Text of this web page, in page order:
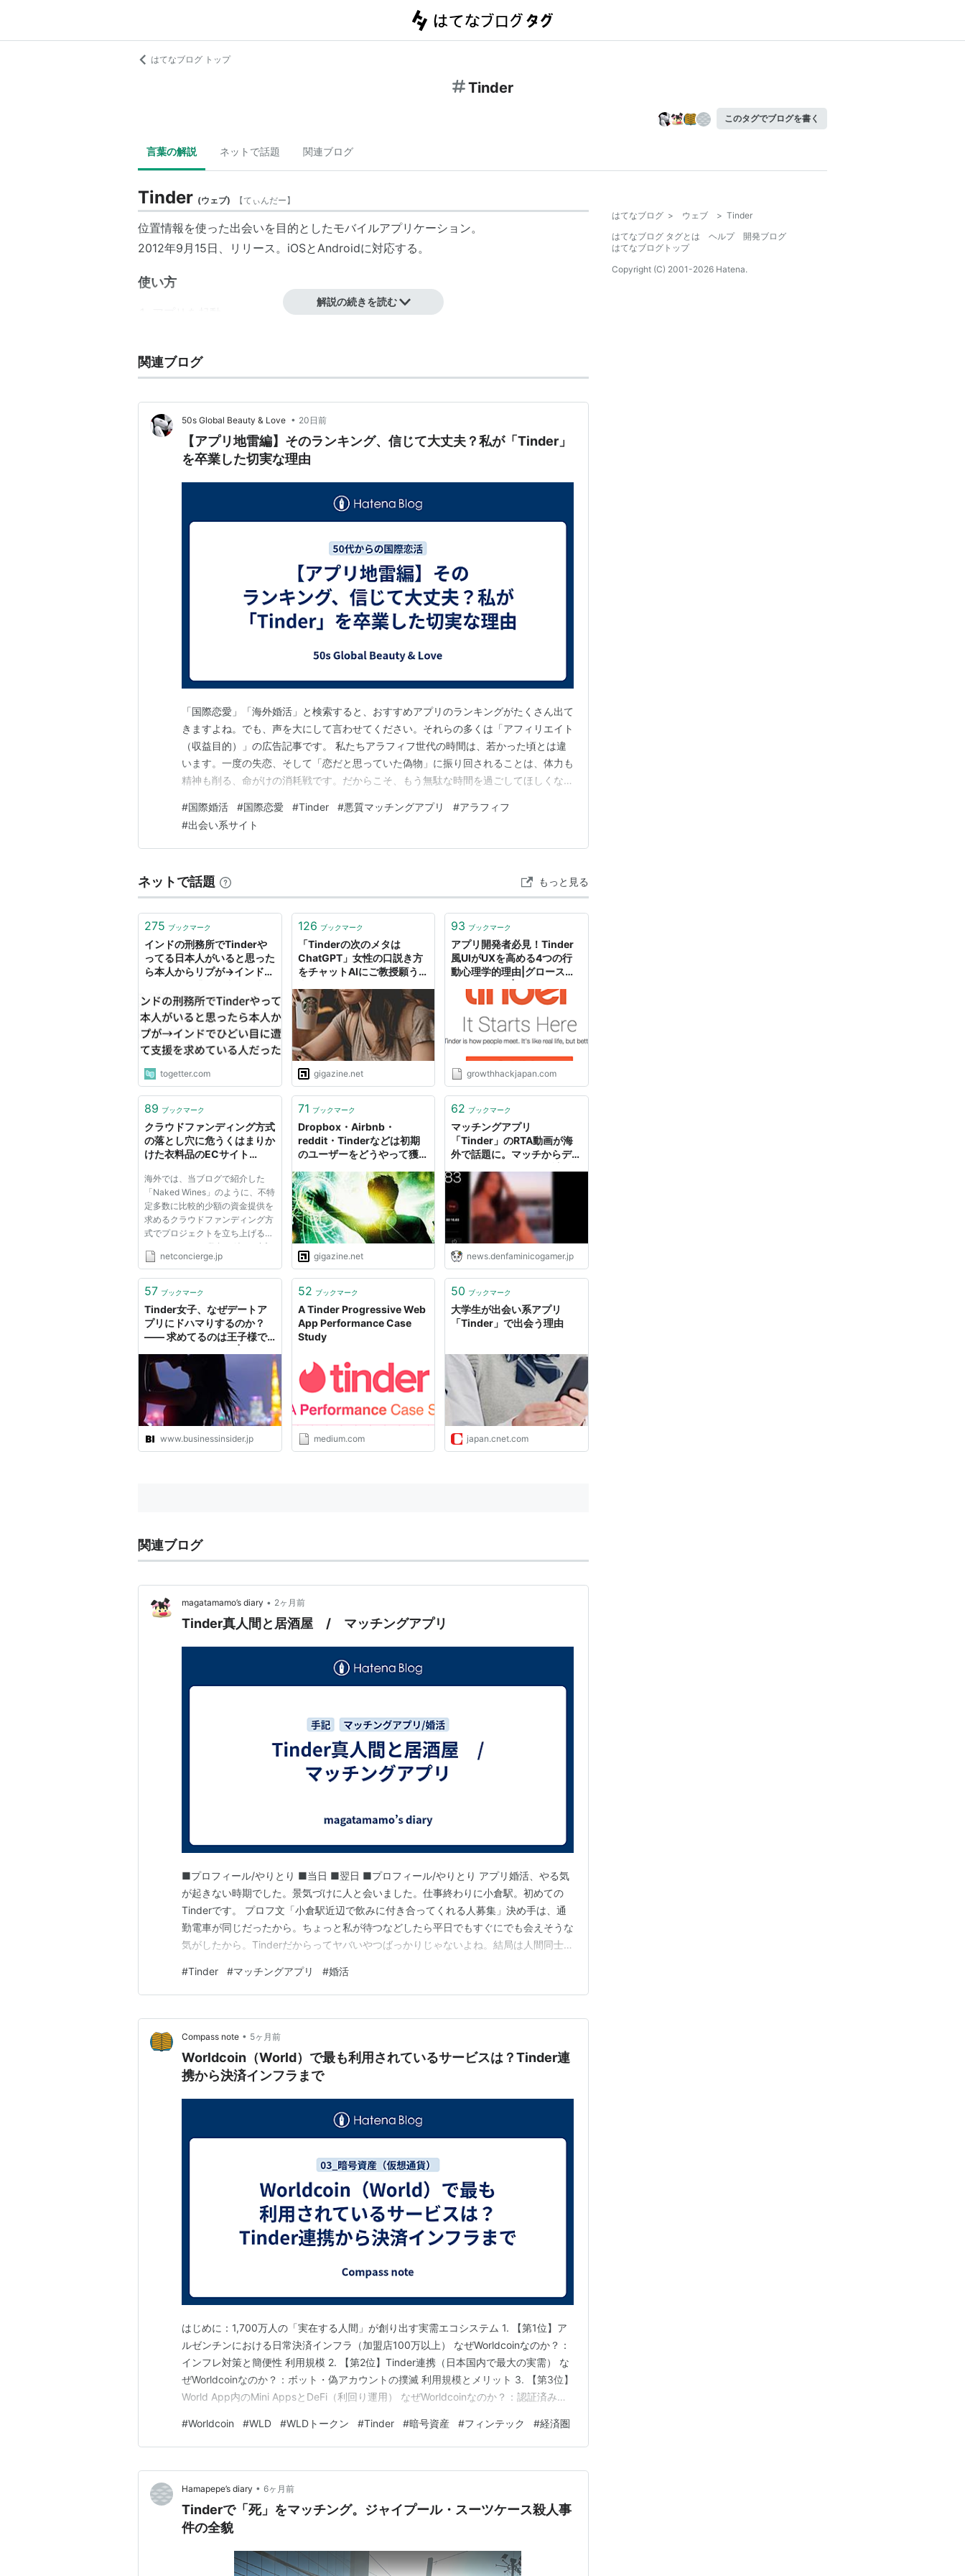
はてなブログ トップ
Tinder
このタグでブログを書く
言葉の解説 ネットで話題 関連ブログ
Tinder (ウェブ) 【てぃんだー】
位置情報を使った出会いを目的としたモバイルアプリケーション。
2012年9月15日、リリース。iOSとAndroidに対応する。
使い方
好みであればハートマークか「右へスワイプ」、好みでなかったらバツマークか「左
へスワイプ」
ダウンロード
Tinder - iTunes App Store
解説の続きを読む
関連ブログ
50s Global Beauty & Love • 20日前
【アプリ地雷編】そのランキング、信じて大丈夫？私が「Tinder」
を卒業した切実な理由
「国際恋愛」「海外婚活」と検索すると、おすすめアプリのランキングがたくさん出て
きますよね。でも、声を大にして言わせてください。それらの多くは「アフィリエイト
（収益目的）」の広告記事です。 私たちアラフィフ世代の時間は、若かった頃とは違
います。一度の失恋、そして「恋だと思っていた偽物」に振り回されることは、体力も
精神も削る、命がけの消耗戦です。だからこそ、もう無駄な時間を過ごしてほしくな
します。 1. なぜ「ランキング」を信じてはいけないのか？ ネット上のランキングは、
紹介料が入る「おすすめ」で溢れています。でも、私が…
#国際婚活 #国際恋愛 #Tinder #悪質マッチングアプリ #アラフィフ
#出会い系サイト
ネットで話題 もっと見る
275 ブックマーク
インドの刑務所でTinderや
ってる日本人がいると思った
ら本人からリプが→インドで
ている人だった
togetter.com
126 ブックマーク
「Tinderの次のメタは
ChatGPT」女性の口説き方
をチャットAIにご教授願う猛
gigazine.net
93 ブックマーク
アプリ開発者必見！Tinder
風UIがUXを高める4つの行
動心理学的理由|グロースハ
Japan
growthhackjapan.com
89 ブックマーク
クラウドファンディング方式
の落とし穴に危うくはまりか
けた衣料品のECサイト
ECサイト事例に学ぶ、売上
アップのノウハウ｜ネットコ
ンシェルジェ
海外では、当ブログで紹介した
「Naked Wines」のように、不特
定多数に比較的少額の資金提供を
求めるクラウドファンディング方
式でプロジェクトを立ち上げる
ECサイトがここ数年、続々と誕
生している。 クラウドファンデ
ムとしては、米国では
ーヨークに誕生...
netconcierge.jp
71 ブックマーク
Dropbox・Airbnb・
reddit・Tinderなどは初期
のユーザーをどうやって獲得
gigazine.net
62 ブックマーク
マッチングアプリ
「Tinder」のRTA動画が海
外で話題に。マッチからデー
レギュレーションは何でもあ
りの「Any%」で記録は5時
間4分19秒
news.denfaminicogamer.jp
57 ブックマーク
Tinder女子、なぜデートア
プリにドハマりするのか？
—— 求めてるのは王子様で
Business Insider Japan
www.businessinsider.jp
52 ブックマーク
A Tinder Progressive Web
App Performance Case
Study
medium.com
50 ブックマーク
大学生が出会い系アプリ
「Tinder」で出会う理由
japan.cnet.com
関連ブログ
magatamamo’s diary • 2ヶ月前
Tinder真人間と居酒屋 / マッチングアプリ
■プロフィール/やりとり ■当日 ■翌日 ■プロフィール/やりとり アプリ婚活、やる気
が起きない時期でした。景気づけに人と会いました。仕事終わりに小倉駅。初めての
Tinderです。 プロフ文「小倉駅近辺で飲みに付き合ってくれる人募集」決め手は、通
勤電車が同じだったから。ちょっと私が待つなどしたら平日でもすぐにでも会えそうな
気がしたから。Tinderだからってヤバいやつばっかりじゃないよね。結局は人間同士。
私「私は人と会うためにこのアプリをはじめました」男「それは正解ですね！明日会い
ますか？」私「お願いします」 男「…
#Tinder #マッチングアプリ #婚活
Compass note • 5ヶ月前
Worldcoin（World）で最も利用されているサービスは？Tinder連
携から決済インフラまで
はじめに：1,700万人の「実在する人間」が創り出す実需エコシステム 1. 【第1位】ア
ルゼンチンにおける日常決済インフラ（加盟店100万以上） なぜWorldcoinなのか？：
インフレ対策と簡便性 利用規模 2. 【第2位】Tinder連携（日本国内で最大の実需） な
ぜWorldcoinなのか？：ボット・偽アカウントの撲滅 利用規模とメリット 3. 【第3位】
World App内のMini AppsとDeFi（利回り運用） なぜWorldcoinなのか？：認証済みユ
証） なぜWorldcoinなのか？…
#Worldcoin #WLD #WLDトークン #Tinder #暗号資産 #フィンテック #経済圏
Hamapepe’s diary • 6ヶ月前
Tinderで「死」をマッチング。ジャイプール・スーツケース殺人事
件の全貌
はてなブログ > ウェブ > Tinder
はてなブログ タグとは
ヘルプ
開発ブログ
はてなブログトップ
Copyright (C) 2001-2026 Hatena.